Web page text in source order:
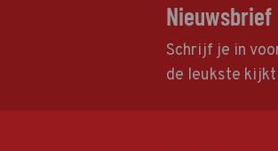
Nieuwsbrief
Schrijf je in
de leukste